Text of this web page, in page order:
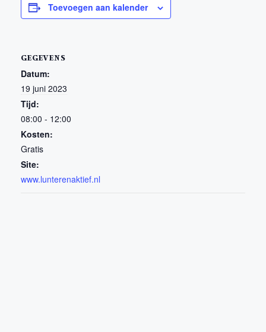
Toevoegen aan kalender
GEGEVENS
Datum:
19 juni 2023
Tijd:
08:00 - 12:00
Kosten:
Gratis
Site:
www.lunterenaktief.nl